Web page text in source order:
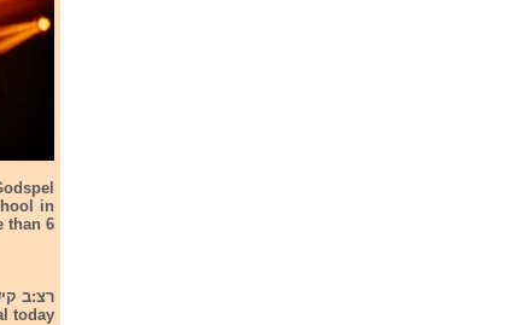
in
than 6
today